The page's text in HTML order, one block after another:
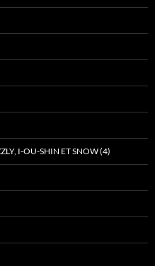
I-OU-SHIN ET SNOW (4)